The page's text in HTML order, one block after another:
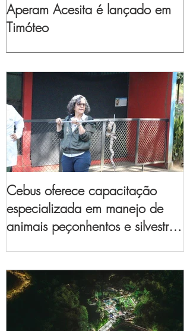
Aperam Acesita é lançado em
Timóteo
Cebus oferece capacitação
especializada em manejo de
animais peçonhentos e silvestres